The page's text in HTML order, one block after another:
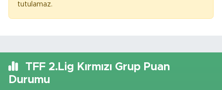
tutulamaz.
TFF 2.Lig Kırmızı Grup Puan
Durumu